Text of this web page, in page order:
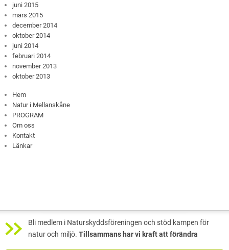
juni 2015
mars 2015
december 2014
oktober 2014
juni 2014
februari 2014
november 2013
oktober 2013
Hem
Natur i Mellanskåne
PROGRAM
Om oss
Kontakt
Länkar
Bli medlem i Naturskyddsföreningen och stöd kampen för
natur och miljö. Tillsammans har vi kraft att förändra